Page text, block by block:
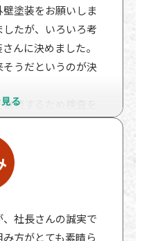
塗装をお願いしま
たが、いろいろ考
んに決めました。
うだというのが決
続するため検査を
いただくことにな
ください。
バルコニー、雨漏
した。評価は問題
に仕事をしている
社長さんの誠実で
方がとても素晴ら